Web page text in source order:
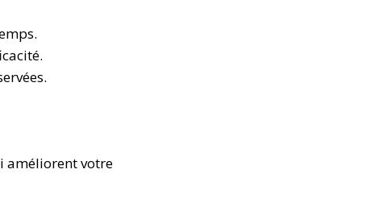
améliorent votre